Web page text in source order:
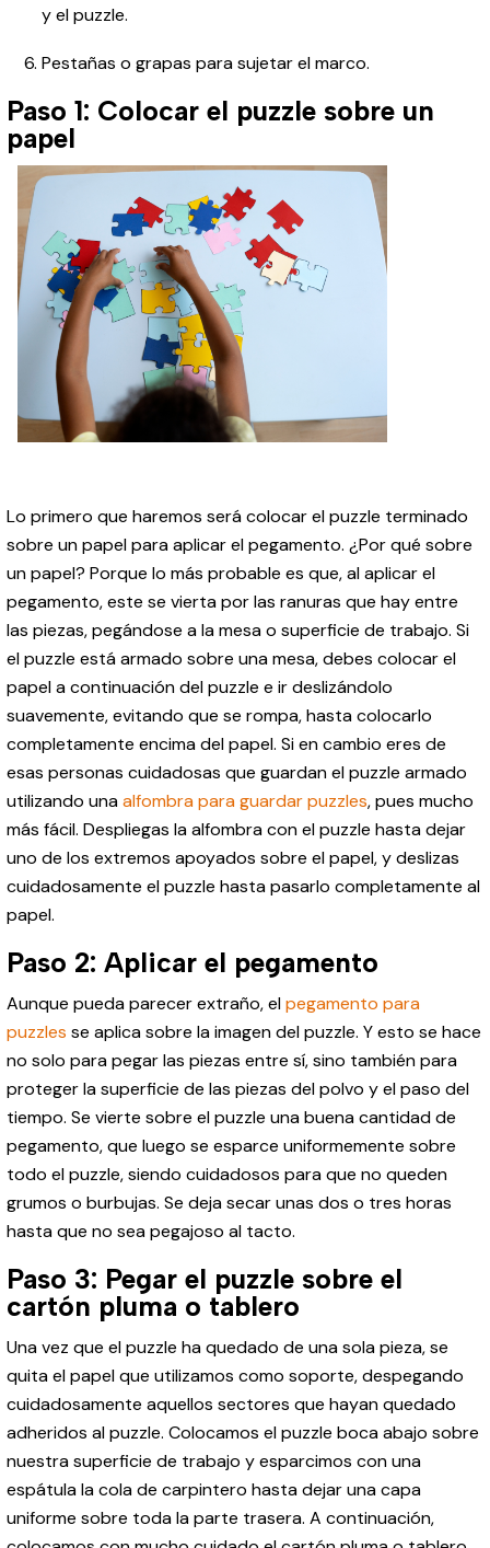
y el puzzle.
Pestañas o grapas para sujetar el marco.
Paso 1: Colocar el puzzle sobre un
papel
Lo primero que haremos será colocar el puzzle terminado
sobre un papel para aplicar el pegamento. ¿Por qué sobre
un papel? Porque lo más probable es que, al aplicar el
pegamento, este se vierta por las ranuras que hay entre
las piezas, pegándose a la mesa o superficie de trabajo. Si
el puzzle está armado sobre una mesa, debes colocar el
papel a continuación del puzzle e ir deslizándolo
suavemente, evitando que se rompa, hasta colocarlo
completamente encima del papel. Si en cambio eres de
esas personas cuidadosas que guardan el puzzle armado
utilizando unaalfombra para guardar puzzles, pues mucho
más fácil. Despliegas la alfombra con el puzzle hasta dejar
uno de los extremos apoyados sobre el papel, y deslizas
cuidadosamente el puzzle hasta pasarlo completamente al
papel.
Paso 2: Aplicar el pegamento
Aunque pueda parecer extraño, elpegamento para
puzzles se aplica sobre la imagen del puzzle. Y esto se hace
no solo para pegar las piezas entre sí, sino también para
proteger la superficie de las piezas del polvo y el paso del
tiempo. Se vierte sobre el puzzle una buena cantidad de
pegamento, que luego se esparce uniformemente sobre
todo el puzzle, siendo cuidadosos para que no queden
grumos o burbujas. Se deja secar unas dos o tres horas
hasta que no sea pegajoso al tacto.
Paso 3: Pegar el puzzle sobre el
cartón pluma o tablero
Una vez que el puzzle ha quedado de una sola pieza, se
quita el papel que utilizamos como soporte, despegando
cuidadosamente aquellos sectores que hayan quedado
adheridos al puzzle. Colocamos el puzzle boca abajo sobre
nuestra superficie de trabajo y esparcimos con una
espátula la cola de carpintero hasta dejar una capa
uniforme sobre toda la parte trasera. A continuación,